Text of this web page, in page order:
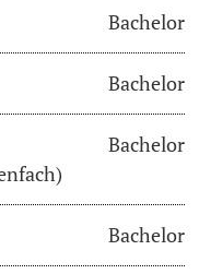
Bachelor
Bachelor
Bachelor
Bachelor